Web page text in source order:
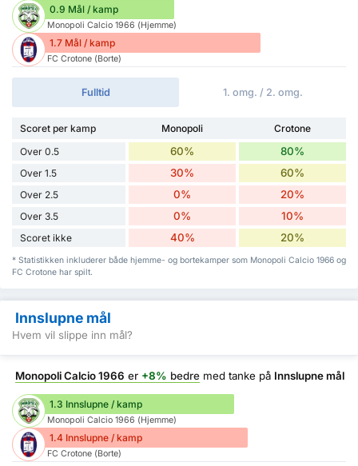
0.9 Mål / kamp
Monopoli Calcio 1966 (Hjemme)
1.7 Mål / kamp
FC Crotone (Borte)
Fulltid 1. omg. / 2. omg.
Scoret per kamp Monopoli
Crotone
Over 0.5
60% 80%
Over 1.5 30% 60%
Over 2.5 0% 20%
Over 3.5 0% 10%
Scoret ikke 40% 20%
* Statistikken inkluderer både hjemme- og bortekamper som Monopoli Calcio 1966 og
FC Crotone har spilt.
Innslupne mål
Hvem vil slippe inn mål?
Monopoli Calcio 1966 er +8% bedre med tanke på Innslupne mål
1.3 Innslupne / kamp
Monopoli Calcio 1966 (Hjemme)
1.4 Innslupne / kamp
FC Crotone (Borte)